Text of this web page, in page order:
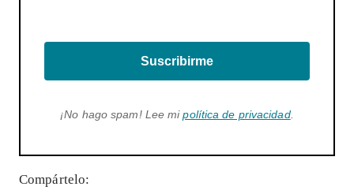
Suscribirme
¡No hago spam! Lee mipolítica de privacidad.
Compártelo: